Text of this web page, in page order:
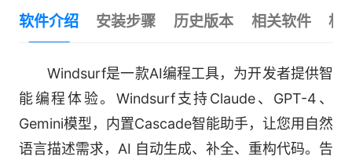
软件介绍 安装步骤 历史版本 相关软件 相
Windsurf是一款AI编程工具，为开发者提供智
能编程体验。Windsurf支持Claude、GPT-4、
Gemini模型，内置Cascade智能助手，让您用自然
语言描述需求，AI 自动生成、补全、重构代码。告